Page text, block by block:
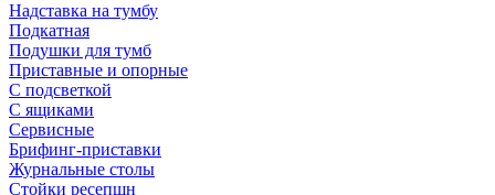
Надставка на тумбу
Подкатная
Подушки для тумб
Приставные и опорные
С подсветкой
С ящиками
Сервисные
Брифинг-приставки
Журнальные столы
Стойки ресепшн